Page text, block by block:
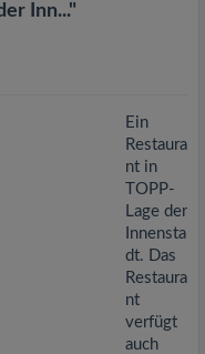
Inn..."
Ein
Restaura
nt in
TOPP-
Lage der
Innensta
dt. Das
Restaura
nt
verfügt
auch